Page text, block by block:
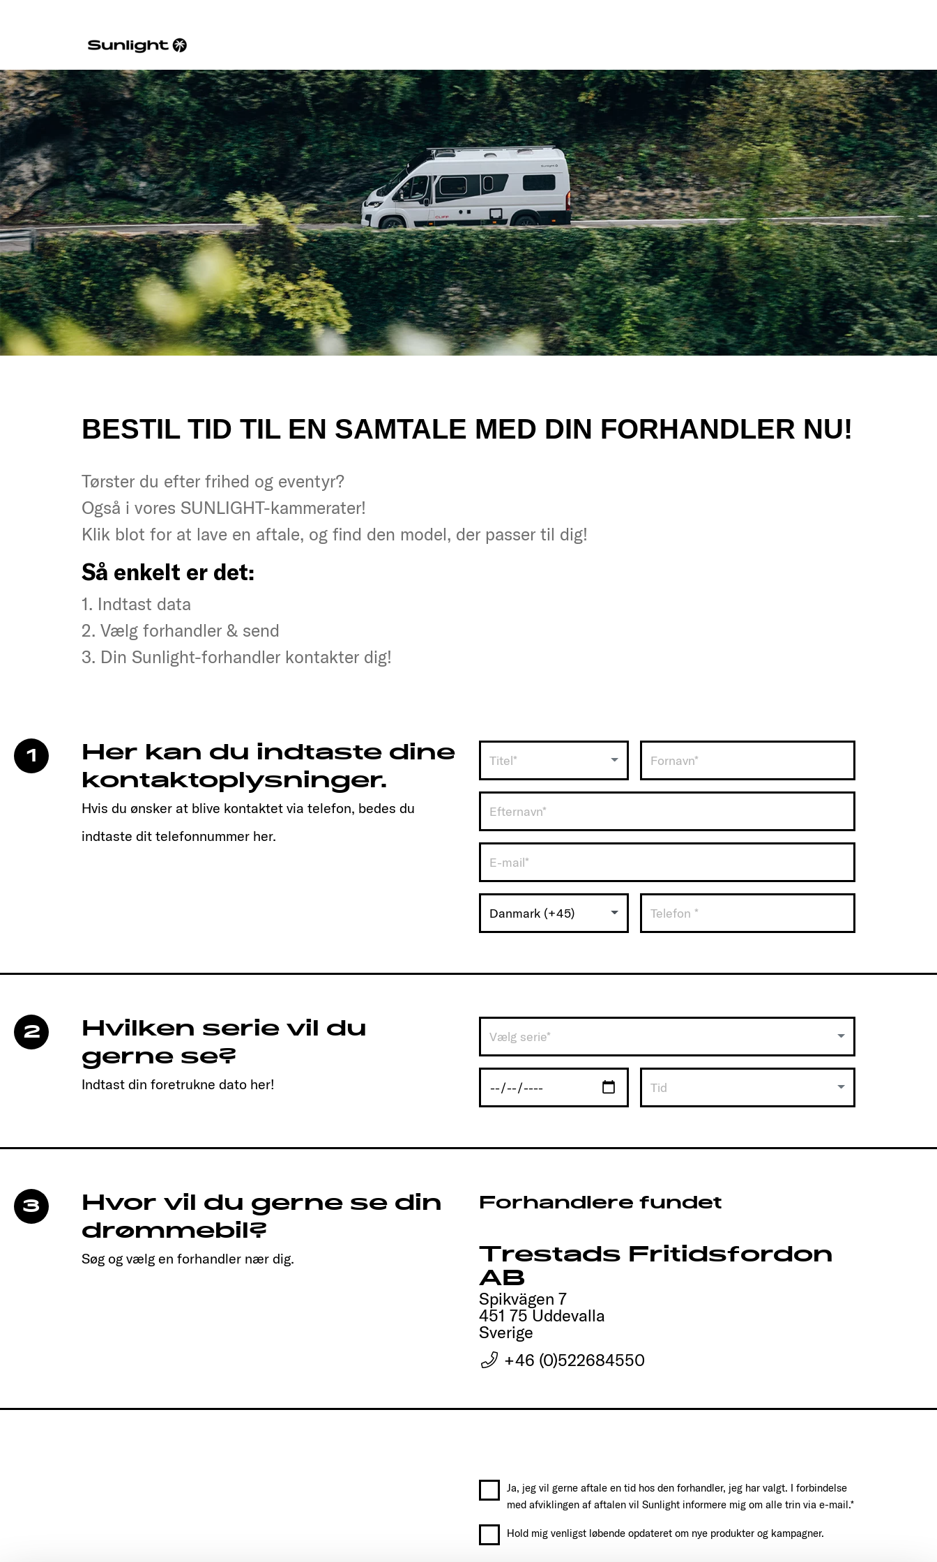
BESTIL TID TIL EN SAMTALE MED DIN FORHANDLER NU!
Tørster du efter frihed og eventyr?
Også i vores SUNLIGHT-kammerater!
Klik blot for at lave en aftale, og find den model, der passer til dig!
Så enkelt er det:
1. Indtast data
2. Vælg forhandler & send
3. Din Sunlight-forhandler kontakter dig!
Tørster du efter frihed og eventyr?
Også i vores SUNLIGHT-kammerater!
Klik blot for at lave en aftale, og find den model, der passer til dig!
Så enkelt er det:
1. Indtast data
2. Vælg forhandler & send
3. Din Sunlight-forhandler kontakter dig!
1
Her kan du indtaste dine
kontaktoplysninger.
Hvis du ønsker at blive kontaktet via telefon, bedes du
indtaste dit telefonnummer her.
Titel*
Danmark (+45)
2
Hvilken serie vil du
gerne se?
Indtast din foretrukne dato her!
Vælg serie*
Tid
3
Hvor vil du gerne se din
drømmebil?
Søg og vælg en forhandler nær dig.
Forhandlere fundet
Trestads Fritidsfordon
AB
Spikvägen 7
451 75 Uddevalla
Sverige
+46 (0)522684550
Ja, jeg vil gerne aftale en tid hos den forhandler, jeg har valgt. I forbindelse
med afviklingen af aftalen vil Sunlight informere mig om alle trin via e-mail.*
Hold mig venligst løbende opdateret om nye produkter og kampagner.